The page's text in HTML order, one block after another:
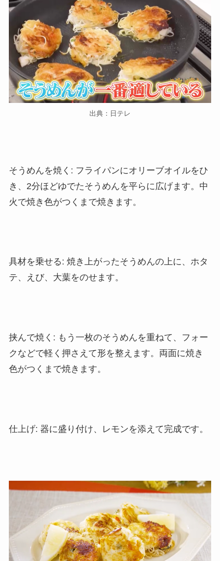
出典：日テレ
そうめんを焼く: フライパンにオリーブオイルをひ
き、2分ほどゆでたそうめんを平らに広げます。中
火で焼き色がつくまで焼きます。
具材を乗せる: 焼き上がったそうめんの上に、ホタ
テ、えび、大葉をのせます。
挟んで焼く: もう一枚のそうめんを重ねて、フォー
クなどで軽く押さえて形を整えます。両面に焼き
色がつくまで焼きます。
仕上げ: 器に盛り付け、レモンを添えて完成です。